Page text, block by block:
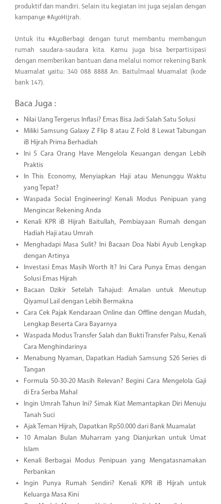
produktif dan mandiri. Selain itu kegiatan ini juga sejalan dengan
kampanye #AyoHijrah.
Untuk itu #AyoBerbagi dengan turut membantu membangun
rumah saudara-saudara kita. Kamu juga bisa berpartisipasi
dengan memberikan bantuan dana melalui nomor rekening Bank
Muamalat yaitu: 340 088 8888 An. Baitulmaal Muamalat (kode
bank 147).
Baca Juga :
Nilai Uang Tergerus Inflasi? Emas Bisa Jadi Salah Satu Solusi
Miliki Samsung Galaxy Z Flip 8 atau Z Fold 8 Lewat Tabungan
iB Hijrah Prima Berhadiah
Ini 5 Cara Orang Have Mengelola Keuangan dengan Lebih
Praktis
In This Economy, Menyiapkan Haji atau Menunggu Waktu
yang Tepat?
Waspada Social Engineering! Kenali Modus Penipuan yang
Mengincar Rekening Anda
Kenali KPR iB Hijrah Baitullah, Pembiayaan Rumah dengan
Hadiah Haji atau Umrah
Menghadapi Masa Sulit? Ini Bacaan Doa Nabi Ayub Lengkap
dengan Artinya
Investasi Emas Masih Worth It? Ini Cara Punya Emas dengan
Solusi Emas Hijrah
Bacaan Dzikir Setelah Tahajud: Amalan untuk Menutup
Qiyamul Lail dengan Lebih Bermakna
Cara Cek Pajak Kendaraan Online dan Offline dengan Mudah,
Lengkap Beserta Cara Bayarnya
Waspada Modus Transfer Salah dan Bukti Transfer Palsu, Kenali
Cara Menghindarinya
Menabung Nyaman, Dapatkan Hadiah Samsung S26 Series di
Tangan
Formula 50-30-20 Masih Relevan? Begini Cara Mengelola Gaji
di Era Serba Mahal
Ingin Umrah Tahun Ini? Simak Kiat Memantapkan Diri Menuju
Tanah Suci
Ajak Teman Hijrah, Dapatkan Rp50.000 dari Bank Muamalat
10 Amalan Bulan Muharram yang Dianjurkan untuk Umat
Islam
Kenali Berbagai Modus Penipuan yang Mengatasnamakan
Perbankan
Ingin Punya Rumah Sendiri? Kenali KPR iB Hijrah untuk
Keluarga Masa Kini